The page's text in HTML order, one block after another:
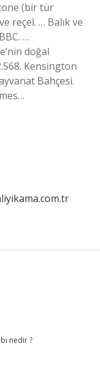
(bir tür
reçel. … Balık ve
…
doğal
Kensington
Bahçesi.
nedir ?